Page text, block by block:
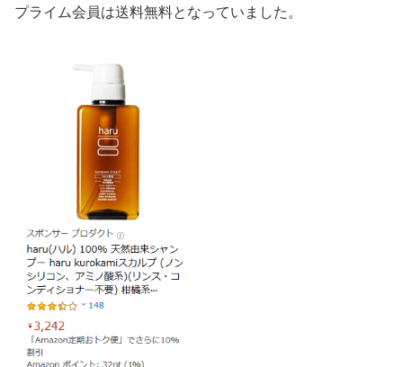
プライム会員は送料無料となっていました。